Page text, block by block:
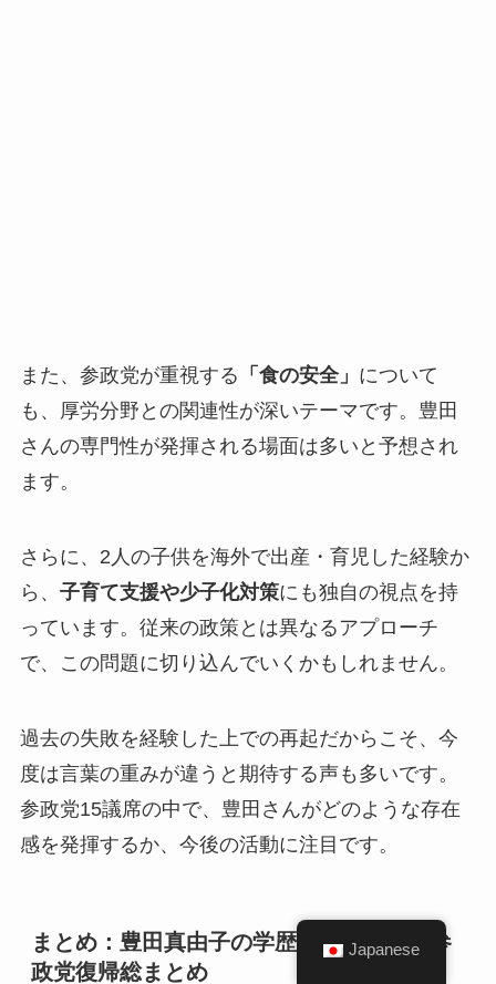
また、参政党が重視する 「食の安全」 について
も、厚労分野との関連性が深いテーマです。豊田
さんの専門性が発揮される場面は多いと予想され
ます。
さらに、2人の子供を海外で出産・育児した経験か
ら、 子育て支援や少子化対策にも独自の視点を持
っています。従来の政策とは異なるアプローチ
で、この問題に切り込んでいくかもしれません。
過去の失敗を経験した上での再起だからこそ、今
度は言葉の重みが違う と期待する声も多いです。
参政党15議席の中で、豊田さんがどのような存在
感を発揮するか、今後の活動に注目です。
まとめ：豊田真由子の学歴・経歴・夫・参
政党復帰総まとめ
Japanese